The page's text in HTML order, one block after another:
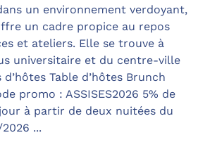
un environnement verdoyant,
un cadre propice au repos
et ateliers. Elle se trouve à
universitaire et du centre-ville
Table d’hôtes Brunch
promo : ASSISES2026 5% de
à partir de deux nuitées du
...